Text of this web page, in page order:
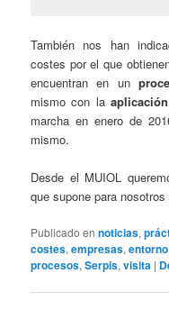
También nos han
costes por el que
encuentran en un
mismo con la
marcha en enero de
mismo.
Desde el MUIOL
que supone para
Publicado en noticias,
costes,empresas,entorno
procesos,Serpis,visita |